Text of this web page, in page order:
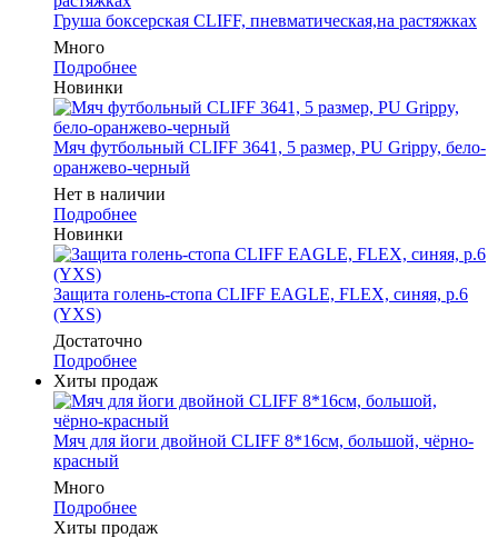
Груша боксерская CLIFF, пневматическая,на растяжках
Много
Подробнее
Новинки
Мяч футбольный CLIFF 3641, 5 размер, PU Grippy, бело-
оранжево-черный
Нет в наличии
Подробнее
Новинки
Защита голень-стопа CLIFF EAGLE, FLEX, синяя, р.6
(YXS)
Достаточно
Подробнее
Хиты продаж
Мяч для йоги двойной CLIFF 8*16см, большой, чёрно-
красный
Много
Подробнее
Хиты продаж